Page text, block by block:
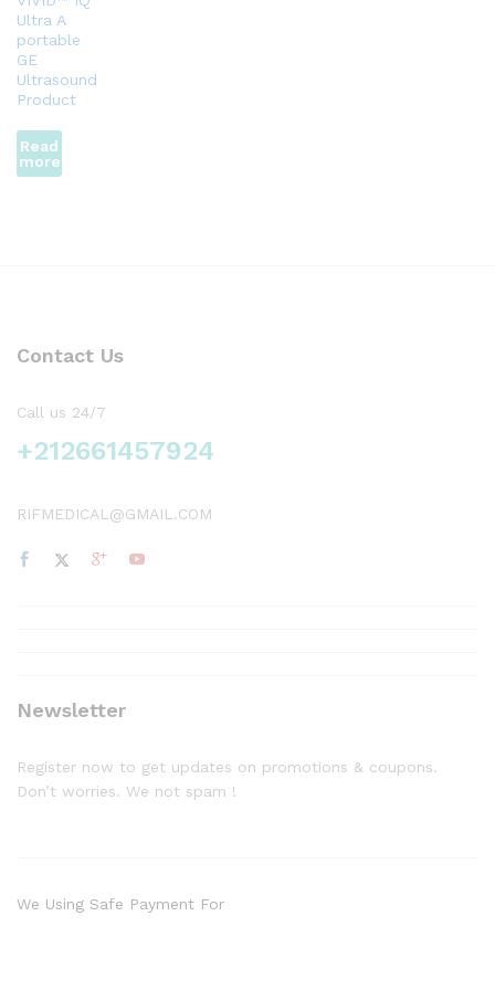
Ultra A
portable
GE
Ultrasound
Product
Read
more
Contact Us
Call us 24/7
+212661457924
RIFMEDICAL@GMAIL.COM
Newsletter
Register now to get updates on promotions & coupons.
Don’t worries. We not spam !
We Using Safe Payment For